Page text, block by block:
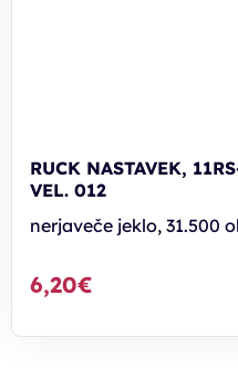
RUCK NASTAVEK,
VEL. 012
nerjaveče jeklo, 31.500
6,20€